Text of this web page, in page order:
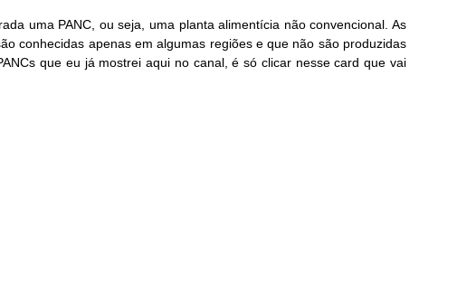
uma PANC, ou seja, uma planta alimentícia não convencional. As
conhecidas apenas em algumas regiões e que não são produzidas
que eu já mostrei aqui no canal, é só clicar nesse card que vai